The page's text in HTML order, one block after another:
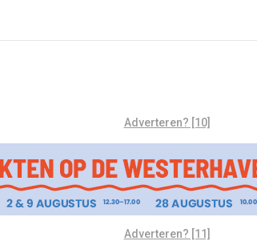
Adverteren? [10]
Adverteren? [11]